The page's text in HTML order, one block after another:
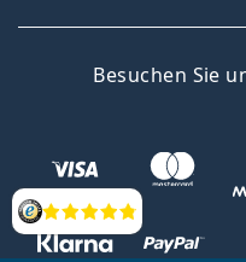
Bewertung
Besuchen Sie